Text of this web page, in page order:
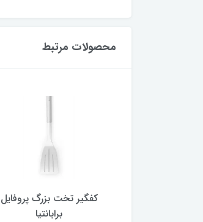
محصولات مرتبط
کفگیر تخت بزرگ پروفایل
برابانتیا